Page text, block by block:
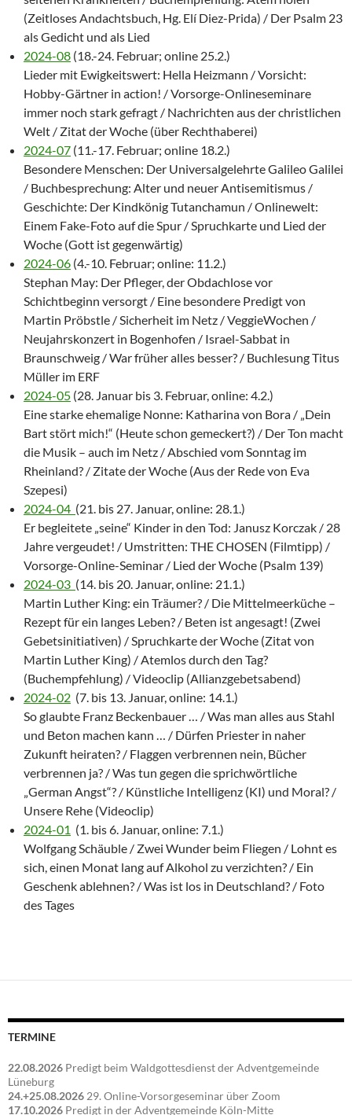
(Zeitloses Andachtsbuch, Hg. Elí Diez-Prida) / Der Psalm 23
als Gedicht und als Lied
2024-08 (18.-24. Februar; online 25.2.)
Lieder mit Ewigkeitswert: Hella Heizmann / Vorsicht:
Hobby-Gärtner in action! / Vorsorge-Onlineseminare
immer noch stark gefragt / Nachrichten aus der christlichen
Welt / Zitat der Woche (über Rechthaberei)
2024-07 (11.-17. Februar; online 18.2.)
Besondere Menschen: Der Universalgelehrte Galileo Galilei
/ Buchbesprechung: Alter und neuer Antisemitismus /
Geschichte: Der Kindkönig Tutanchamun / Onlinewelt:
Einem Fake-Foto auf die Spur / Spruchkarte und Lied der
Woche (Gott ist gegenwärtig)
2024-06 (4.-10. Februar; online: 11.2.)
Stephan May: Der Pfleger, der Obdachlose vor
Schichtbeginn versorgt / Eine besondere Predigt von
Martin Pröbstle / Sicherheit im Netz / VeggieWochen /
Neujahrskonzert in Bogenhofen / Israel-Sabbat in
Braunschweig / War früher alles besser? / Buchlesung Titus
Müller im ERF
2024-05 (28. Januar bis 3. Februar, online: 4.2.)
Eine starke ehemalige Nonne: Katharina von Bora / „Dein
Bart stört mich!“ (Heute schon gemeckert?) / Der Ton macht
die Musik – auch im Netz / Abschied vom Sonntag im
Rheinland? / Zitate der Woche (Aus der Rede von Eva
Szepesi)
2024-04 (21. bis 27. Januar, online: 28.1.)
Er begleitete „seine“ Kinder in den Tod: Janusz Korczak / 28
Jahre vergeudet! / Umstritten: THE CHOSEN (Filmtipp) /
Vorsorge-Online-Seminar / Lied der Woche (Psalm 139)
2024-03 (14. bis 20. Januar, online: 21.1.)
Martin Luther King: ein Träumer? / Die Mittelmeerküche –
Rezept für ein langes Leben? / Beten ist angesagt! (Zwei
Gebetsinitiativen) / Spruchkarte der Woche (Zitat von
Martin Luther King) / Atemlos durch den Tag?
(Buchempfehlung) / Videoclip (Allianzgebetsabend)
2024-02 (7. bis 13. Januar, online: 14.1.)
So glaubte Franz Beckenbauer … / Was man alles aus Stahl
und Beton machen kann … / Dürfen Priester in naher
Zukunft heiraten? / Flaggen verbrennen nein, Bücher
verbrennen ja? / Was tun gegen die sprichwörtliche
„German Angst“? / Künstliche Intelligenz (KI) und Moral? /
Unsere Rehe (Videoclip)
2024-01 (1. bis 6. Januar, online: 7.1.)
Wolfgang Schäuble / Zwei Wunder beim Fliegen / Lohnt es
sich, einen Monat lang auf Alkohol zu verzichten? / Ein
Geschenk ablehnen? / Was ist los in Deutschland? / Foto
des Tages
TERMINE
22.08.2026 Predigt beim Waldgottesdienst der Adventgemeinde
Lüneburg
24.+25.08.202629. Online-Vorsorgeseminar über Zoom
17.10.2026 Predigt in der Adventgemeinde Köln-Mitte